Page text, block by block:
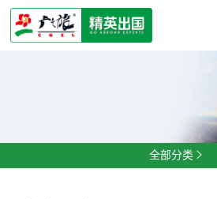
全部分类 